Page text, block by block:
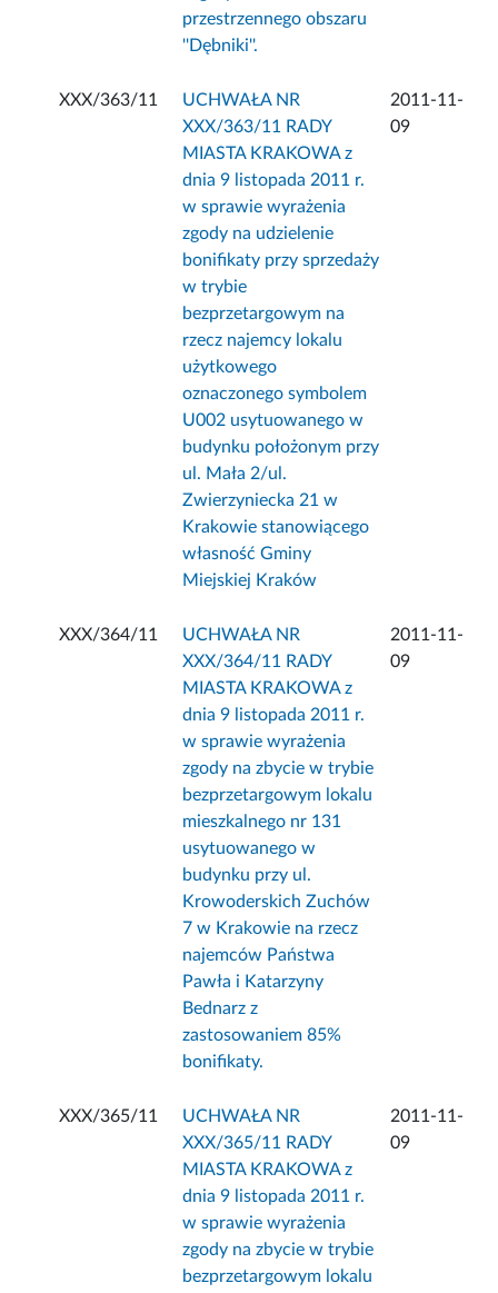
przestrzennego obszaru
''Dębniki''.
XXX/363/11
UCHWAŁA NR
XXX/363/11 RADY
MIASTA KRAKOWA z
dnia 9 listopada 2011 r.
w sprawie wyrażenia
zgody na udzielenie
bonifikaty przy sprzedaży
w trybie
bezprzetargowym na
rzecz najemcy lokalu
użytkowego
oznaczonego symbolem
U002 usytuowanego w
budynku położonym przy
ul. Mała 2/ul.
Zwierzyniecka 21 w
Krakowie stanowiącego
własność Gminy
Miejskiej Kraków
2011-11-
09
XXX/364/11
UCHWAŁA NR
XXX/364/11 RADY
MIASTA KRAKOWA z
dnia 9 listopada 2011 r.
w sprawie wyrażenia
zgody na zbycie w trybie
bezprzetargowym lokalu
mieszkalnego nr 131
usytuowanego w
budynku przy ul.
Krowoderskich Zuchów
7 w Krakowie na rzecz
najemców Państwa
Pawła i Katarzyny
Bednarz z
zastosowaniem 85%
bonifikaty.
2011-11-
09
XXX/365/11
UCHWAŁA NR
XXX/365/11 RADY
MIASTA KRAKOWA z
dnia 9 listopada 2011 r.
w sprawie wyrażenia
zgody na zbycie w trybie
bezprzetargowym lokalu
2011-11-
09